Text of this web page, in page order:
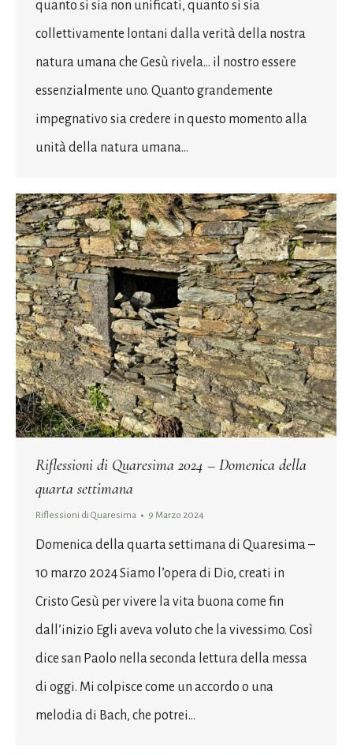
quanto si sia non unificati, quanto si sia
collettivamente lontani dalla verità della nostra
natura umana che Gesù rivela… il nostro essere
essenzialmente uno. Quanto grandemente
impegnativo sia credere in questo momento alla
unità della natura umana…
Riflessioni di Quaresima 2024 – Domenica della
quarta settimana
Riflessioni di Quaresima 9 Marzo 2024
Domenica della quarta settimana di Quaresima –
10 marzo 2024 Siamo l’opera di Dio, creati in
Cristo Gesù per vivere la vita buona come fin
dall’inizio Egli aveva voluto che la vivessimo. Così
dice san Paolo nella seconda lettura della messa
di oggi. Mi colpisce come un accordo o una
melodia di Bach, che potrei…